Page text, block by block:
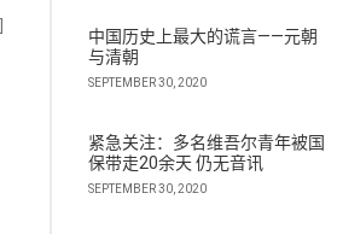
中国历史上最大的谎言——元朝
与清朝
SEPTEMBER 30, 2020
紧急关注：多名维吾尔青年被国
保带走20余天 仍无音讯
SEPTEMBER 30, 2020